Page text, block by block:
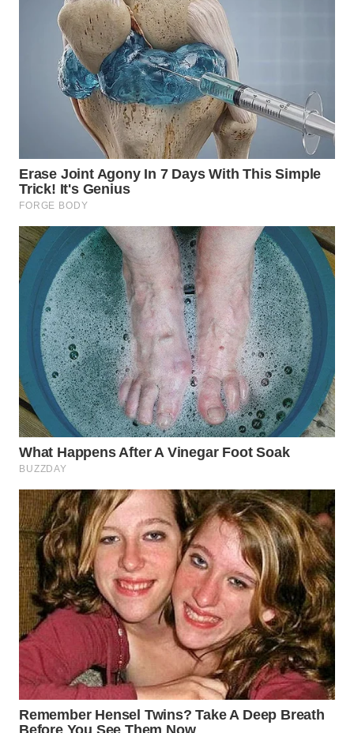
WN
SAMOSIR
WN
PADANG
SUMEDANG
WN
WN
KEPULAUAN
SERIBU
WN
TANGERANG
WN
BINJAI
WN
CIREBON
WN
INDRAMAYU
WN
KUNINGAN
WN
MAJALENGKA
WN
SUBANG